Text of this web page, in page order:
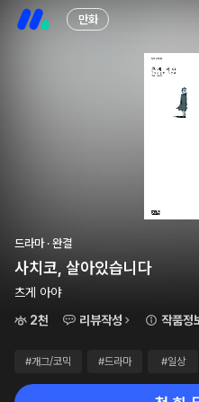
만화
드라마 · 완결
사치코, 살아있습니다
츠게 아야
2천
리뷰작성 작품정
#개그/코믹 #드라마 #일상